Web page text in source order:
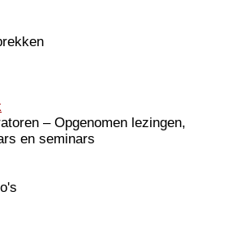
– Opgenomen lezingen,
en seminars